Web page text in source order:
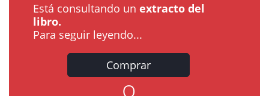
Está consultando un extracto del
libro.
Para seguir leyendo...
Comprar
o